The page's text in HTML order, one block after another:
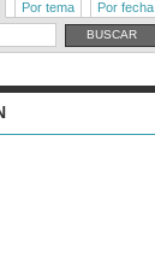
Por tema Por fecha